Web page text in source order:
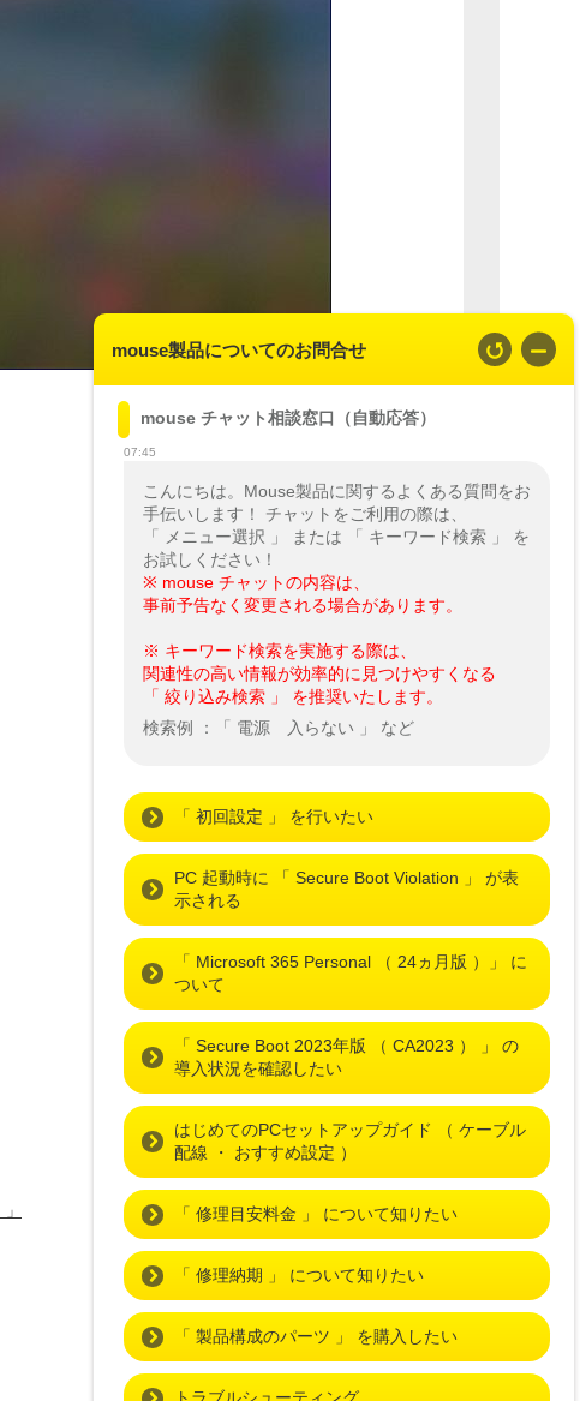
mouse製品についてのお問合せ
mouse チャット相談窓口（自動応答）
07:45
こんにちは。Mouse製品に関するよくある質問をお
手伝いします！ チャットをご利用の際は、
「 メニュー選択 」 または 「 キーワード検索 」 を
※ mouse チャットの内容は、
事前予告なく変更される場合があります。
※ キーワード検索を実施する際は、
関連性の高い情報が効率的に見つけやすくなる
「 絞り込み検索 」 を推奨いたします。
検索例 ：「 電源　入らない 」 など
「 初回設定 」 を行いたい
PC 起動時に 「 Secure Boot Violation 」 が表
示される
「 Microsoft 365 Personal （ 24ヵ月版 ）」 に
ついて
「 Secure Boot 2023年版 （ CA2023 ） 」 の
導入状況を確認したい
はじめてのPCセットアップガイド （ ケーブル
配線 ・ おすすめ設定 ）
「 修理目安料金 」 について知りたい
「 修理納期 」 について知りたい
「 製品構成のパーツ 」 を購入したい